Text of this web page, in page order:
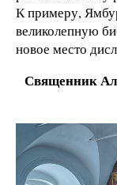
К примеру,
великолепную
новое место
Священник